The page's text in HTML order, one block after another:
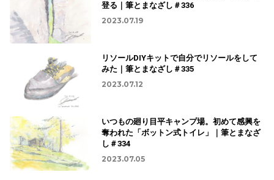
登る｜筆とまなざし＃336
2023.07.19
リソールDIYキットで自分でリソールをして
みた｜筆とまなざし＃335
2023.07.12
いつもの廻り目平キャンプ場。初めて感興を
奪われた「ボットン式トイレ」｜筆とまなざ
し＃334
2023.07.05